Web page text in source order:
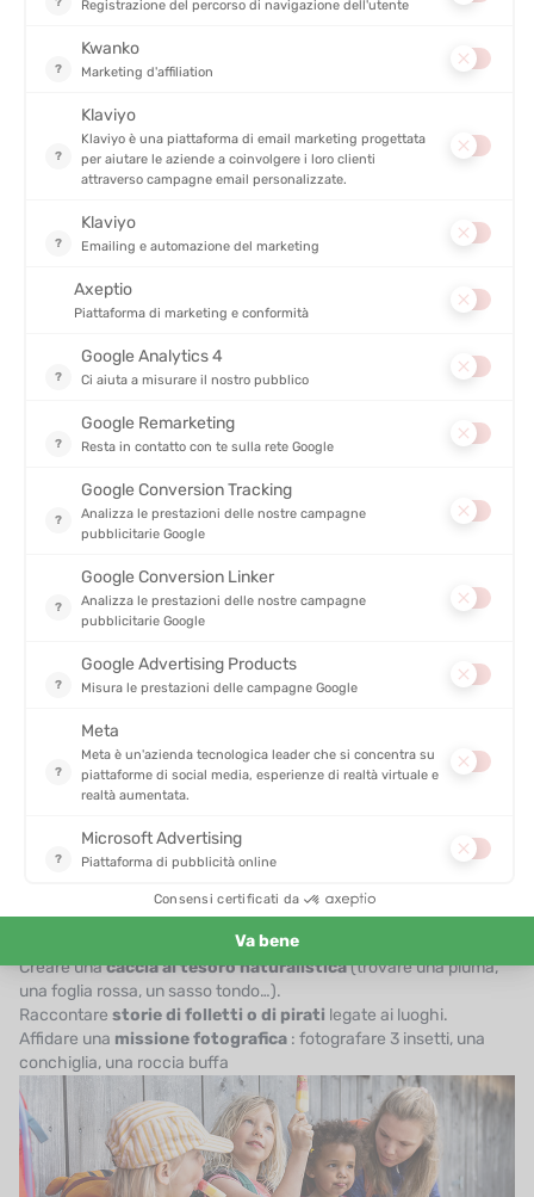
escursione in famiglia. Niente auto, vicoli fioriti, spiagge segrete e
sentieri facili.
L’isola si scopre
Possibilità difare il giro in più anelli(sud, nord o completo).
Si possono alternare cammino, bagno e una pausa crêpe.
Info pratiche :
Distanza : 5 a 7 km a seconda dell’anello
Verificare gli orari delle maree per andata e ritorno
Consigli per fare escursioni con i bambini
Dopo aver esplorato alcuni dei sentieri più belli adatti alle famiglie,
con i bambini. Una uscita riuscita non dipende solo dal paesaggio:
si prepara e si pensa in funzione dell’età, del ritmo e dei desideri
dei piccoli camminatori. Ecco quindi i nostri
fare in modo che la passeggiata resti un piacere condiviso
che l’avventura si trasformi in bei ricordi — senza urla, senza pianti
Adattare il percorso all’età e al livello
Questo è il punto chiave: meglio unanello breve riuscito
che
una lunga camminata subita! Ecco qualche riferimento :
Meno di 3 anni : privilegiare il marsupio o il passeggino 4x4.
6 a 10 anni : 3 a 6 km a seconda del dislivello, idealmente con una
meta (spiaggia, belvedere…).
10 anni e oltre : fino a 10 km se il terreno è facile e motivante.
Rendere l’escursione ludica
Qualche idea per trasformare la passeggiata in un gioco :
Creare unacaccia al tesoro naturalistica(trovare una piuma,
una foglia rossa, un sasso tondo…).
Raccontare storie di folletti o di pirati legate ai luoghi.
Affidare una missione fotografica : fotografare 3 insetti, una
conchiglia, una roccia buffa